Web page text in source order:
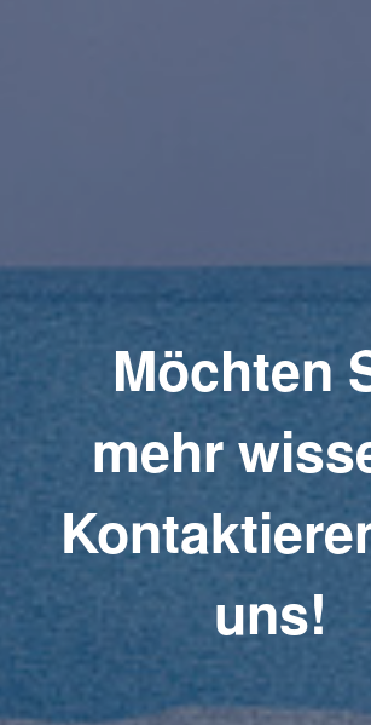
Möchten
mehr
uns!